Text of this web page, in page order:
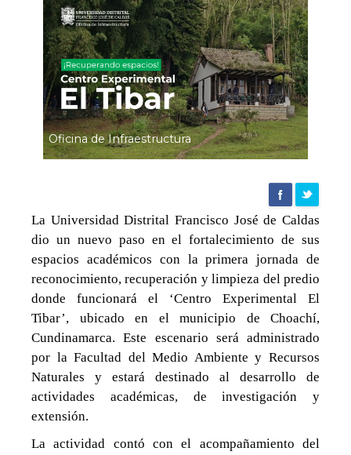
Tibar
Agencia
de
noticias
UD
Oficina de Infraestructura
La Universidad Distrital Francisco José de Caldas
dio un nuevo paso en el fortalecimiento de sus
espacios académicos con la primera jornada de
reconocimiento, recuperación y limpieza del predio
donde funcionará el ‘Centro Experimental El
Tibar’, ubicado en el municipio de Choachí,
Cundinamarca. Este escenario será administrado
por la Facultad del Medio Ambiente y Recursos
Naturales y estará destinado al desarrollo de
actividades académicas, de investigación y
extensión.
La actividad contó con el acompañamiento del